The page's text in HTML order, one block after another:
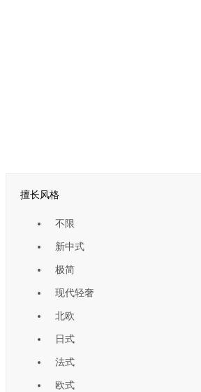
擅长风格
不限
新中式
极简
现代轻奢
北欧
日式
法式
欧式